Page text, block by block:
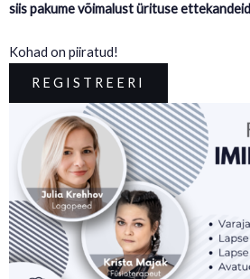
siis pakume võimalust ürituse
Kohad on piiratud!
REGISTREERI